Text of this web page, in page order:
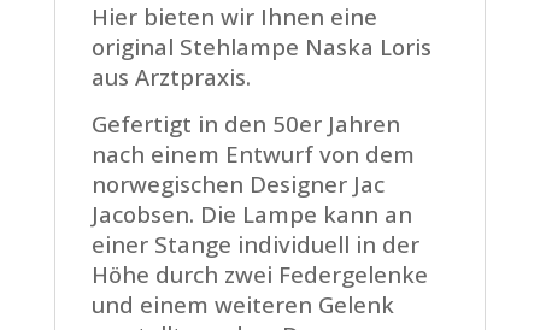
Hier bieten wir Ihnen eine
original Stehlampe Naska Loris
aus Arztpraxis.
Gefertigt in den 50er Jahren
nach einem Entwurf von dem
norwegischen Designer Jac
Jacobsen. Die Lampe kann an
einer Stange individuell in der
Höhe durch zwei Federgelenke
und einem weiteren Gelenk